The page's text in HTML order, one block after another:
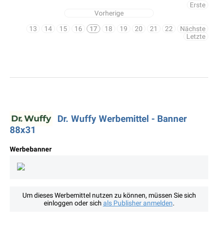
Erste
Vorherige
13
14 15 16 17 18 19 20 21 22
Nächste
Letzte
Dr. Wuffy Werbemittel - Banner
88x31
Werbebanner
Um dieses Werbemittel nutzen zu können, müssen Sie sich
einloggen oder sich als Publisher anmelden.